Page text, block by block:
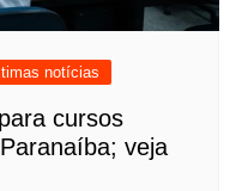
notícias
cursos
veja